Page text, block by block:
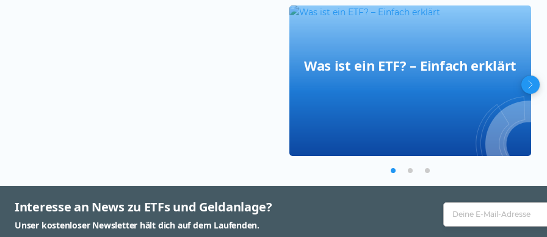
Was ist ein ETF? – Einfach erklärt
Interesse an News zu ETFs und Geldanlage?
Unser kostenloser Newsletter hält dich auf dem Laufenden.